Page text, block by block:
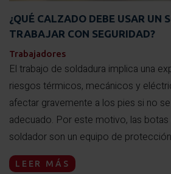
¿QUÉ CALZADO DEBE USAR UN
TRABAJAR CON SEGURIDAD?
Trabajadores
El trabajo de soldadura implica una
riesgos térmicos, mecánicos y
afectar gravemente a los pies si no
adecuado. Por este motivo, las botas
soldador son un equipo de protección
LEER MÁS